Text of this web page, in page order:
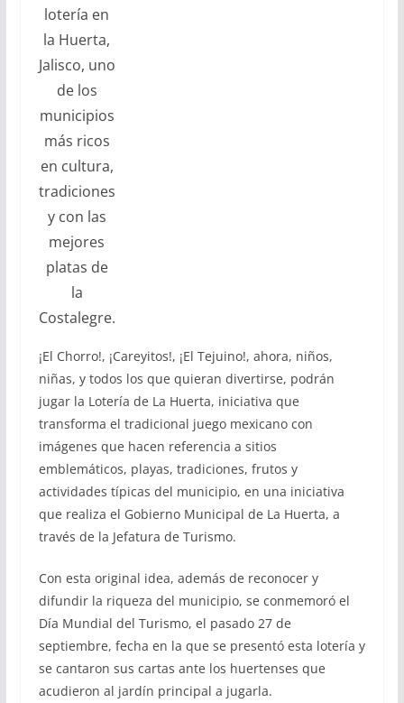
lotería en
la Huerta,
Jalisco, uno
de los
municipios
más ricos
en cultura,
tradiciones
y con las
mejores
platas de
la
Costalegre.
¡El Chorro!, ¡Careyitos!, ¡El Tejuino!, ahora, niños,
niñas, y todos los que quieran divertirse, podrán
jugar la Lotería de La Huerta, iniciativa que
transforma el tradicional juego mexicano con
imágenes que hacen referencia a sitios
emblemáticos, playas, tradiciones, frutos y
actividades típicas del municipio, en una iniciativa
que realiza el Gobierno Municipal de La Huerta, a
través de la Jefatura de Turismo.
Con esta original idea, además de reconocer y
difundir la riqueza del municipio, se conmemoró el
Día Mundial del Turismo, el pasado 27 de
septiembre, fecha en la que se presentó esta lotería y
se cantaron sus cartas ante los huertenses que
acudieron al jardín principal a jugarla.